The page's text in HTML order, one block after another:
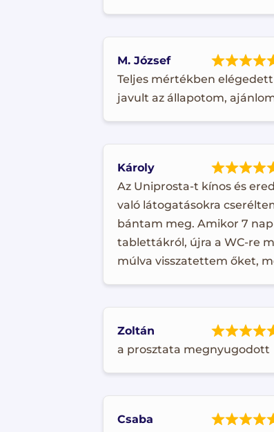
Teljes mértékben
javult az állapotom,
M. József
Az Uniprosta-t kínos és
való látogatásokra
bántam meg. Amikor 7
tablettákról, újra a WC-re
múlva visszatettem őket,
Károly
a prosztata megnyugodott
Zoltán
Csaba